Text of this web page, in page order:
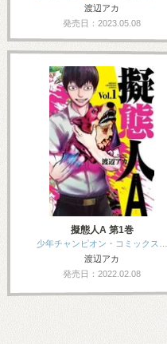
渡辺アカ
発売日：2023.05.08
擬態人A 第1巻
少年チャンピオン・コミックス…
渡辺アカ
発売日：2022.02.08